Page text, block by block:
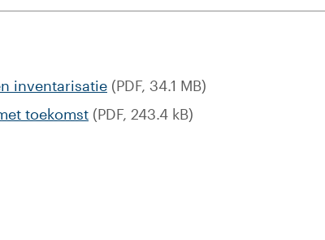
inventarisatie (PDF, 34.1 MB)
toekomst (PDF, 243.4 kB)